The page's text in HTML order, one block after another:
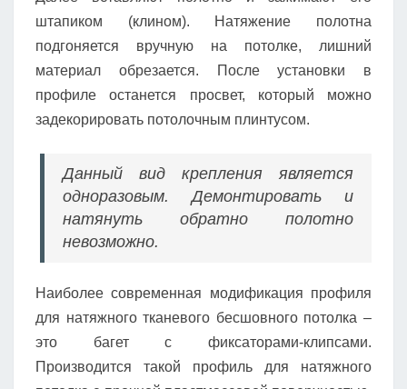
штапиком (клином). Натяжение полотна
подгоняется вручную на потолке, лишний
материал обрезается. После установки в
профиле останется просвет, который можно
задекорировать потолочным плинтусом.
Данный вид крепления является
одноразовым. Демонтировать и
натянуть обратно полотно
невозможно.
Наиболее современная модификация профиля
для натяжного тканевого бесшовного потолка –
это багет с фиксаторами-клипсами.
Производится такой профиль для натяжного